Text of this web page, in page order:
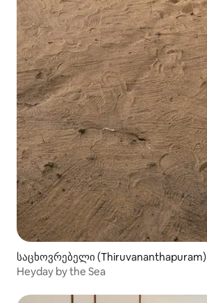
საცხოვრებელი (Thiruvananthapuram)
Heyday by the Sea